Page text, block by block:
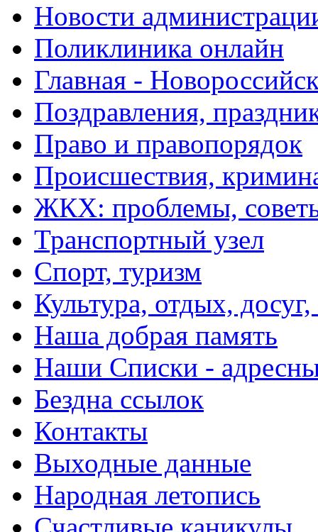
Новости
Поликлиника онлайн
Главная -
Поздравления,
Право и правопорядок
Происшествия,
ЖКХ: проблемы,
Транспортный узел
Спорт, туризм
Культура, отдых,
Наша добрая память
Наши Списки -
Бездна ссылок
Контакты
Выходные данные
Народная летопись